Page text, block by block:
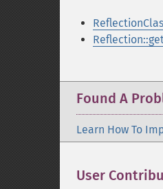
Found A
Learn How To
User